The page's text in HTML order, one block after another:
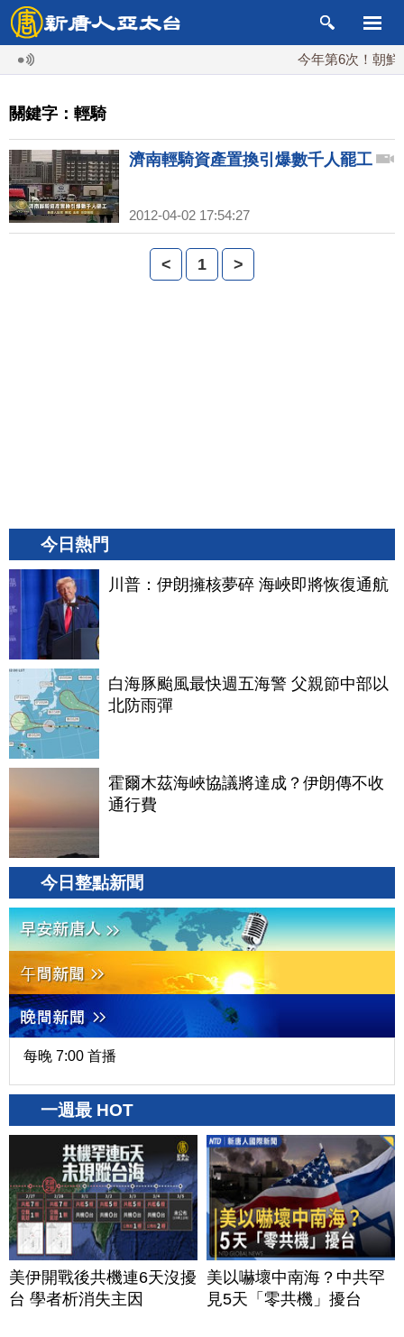
今年第6次！朝鮮
關鍵字：輕騎
濟南輕騎資產置換引爆數千人罷工
2012-04-02 17:54:27
< 1 >
今日熱門
川普：伊朗擁核夢碎 海峽即將恢復通航
白海豚颱風最快週五海警 父親節中部以
北防雨彈
霍爾木茲海峽協議將達成？伊朗傳不收
通行費
今日整點新聞
每晚 7:00 首播
一週最 HOT
美伊開戰後共機連6天沒擾
台 學者析消失主因
美以嚇壞中南海？中共罕
見5天「零共機」擾台